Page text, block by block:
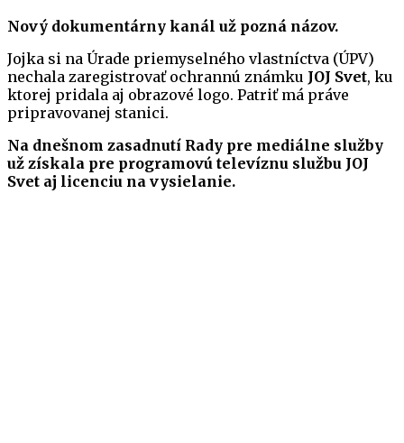
Nový dokumentárny kanál už pozná názov.
Jojka si na Úrade priemyselného vlastníctva (ÚPV)
nechala zaregistrovať ochrannú známku JOJ Svet, ku
ktorej pridala aj obrazové logo. Patriť má práve
pripravovanej stanici.
Na dnešnom zasadnutí Rady pre mediálne služby
už získala pre programovú televíznu službu JOJ
Svet aj licenciu na vysielanie.